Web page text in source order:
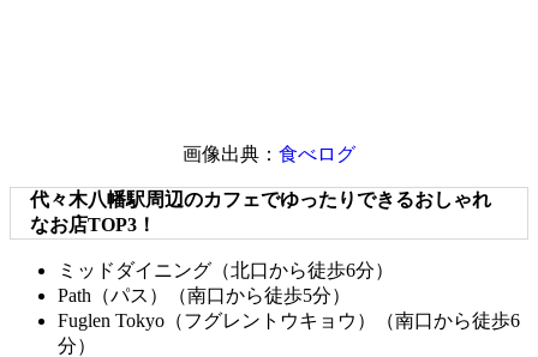
画像出典： 食べログ
代々木八幡駅周辺のカフェでゆったりできるおしゃれ
なお店TOP3！
ミッドダイニング（北口から徒歩6分）
Path（パス）（南口から徒歩5分）
Fuglen Tokyo（フグレントウキョウ）（南口から徒歩6
分）